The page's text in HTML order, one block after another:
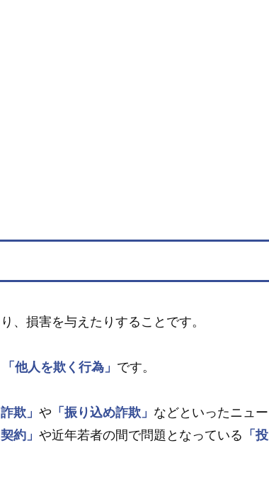
、損害を与えたりすることです。
「他人を欺く行為」 です。
欺」 や 「振り込め詐欺」 などといったニュー
約」 や近年若者の間で問題となっている 「投